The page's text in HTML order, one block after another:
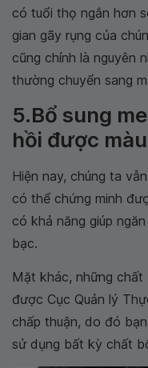
có tuổi thọ ngắn hơn
gian gãy rụng của
cũng chính là nguyên
thường chuyển sang
5.Bổ sung
hồi được
Hiện nay, chúng ta
có thể chứng minh
có khả năng giúp
bạc.
Mặt khác, những chất
được Cục Quản lý
chấp thuận, do đó
sử dụng bất kỳ chất